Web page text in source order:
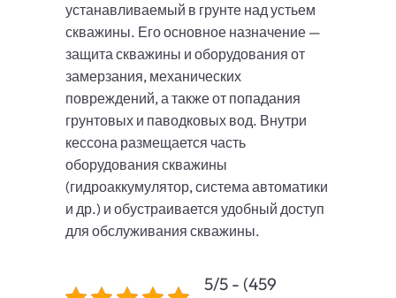
устанавливаемый в грунте над устьем
скважины. Его основное назначение —
защита скважины и оборудования от
замерзания, механических
повреждений, а также от попадания
грунтовых и паводковых вод. Внутри
кессона размещается часть
оборудования скважины
(гидроаккумулятор, система автоматики
и др.) и обустраивается удобный доступ
для обслуживания скважины.
5/5 - (459